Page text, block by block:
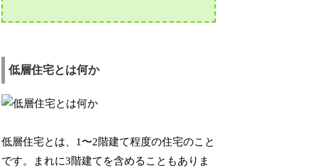
低層住宅とは何か
低層住宅とは、1〜2階建て程度の住宅のこと
です。まれに3階建てを含めることもありま